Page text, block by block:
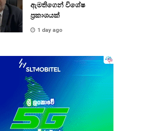
ඇමතිගෙන් විශේෂ
ප්‍රකාශයක්
1 day ago